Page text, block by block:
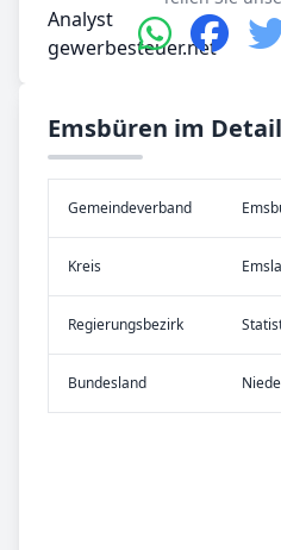
Emsbüren im Detail
Gemeinde­verband
Kreis
Re­gier­ungs­bezirk
Bundes­land